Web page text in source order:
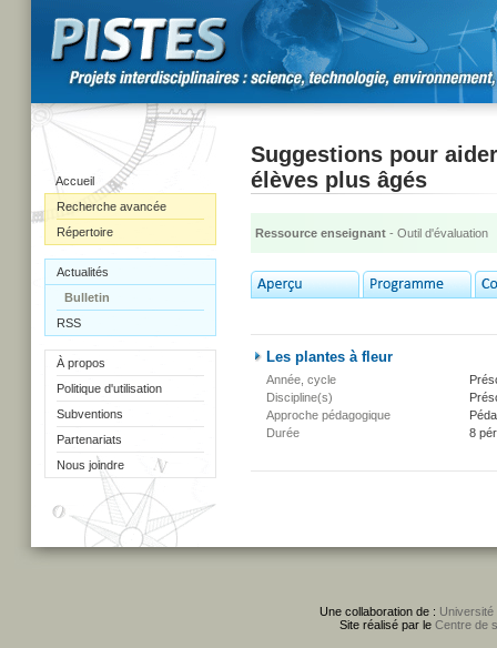
Accueil
Recherche avancée
Répertoire
Actualités
Bulletin
RSS
À propos
Politique d'utilisation
Subventions
Partenariats
Nous joindre
Suggestions pour
élèves plus âgés
Ressource enseignant - Outil d'évaluation
Les plantes à fleur
Année, cycle
Discipline(s)
Approche pédagogique
Durée
8
Une collaboration de : Université
Site réalisé par le Centre de